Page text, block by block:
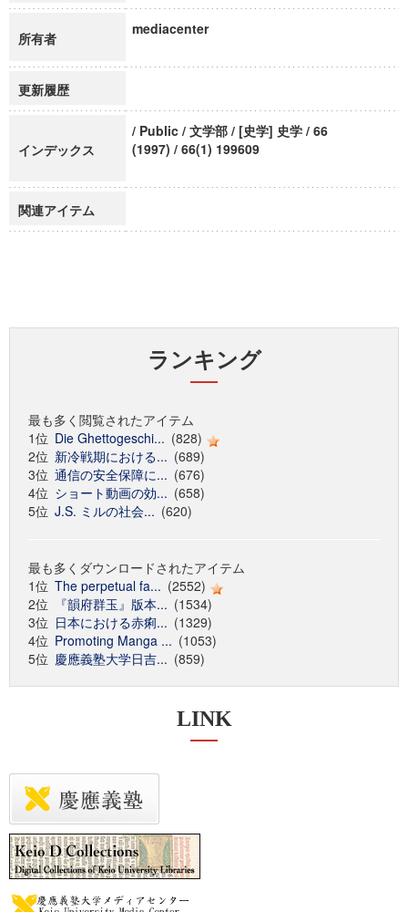
所有者
mediacenter
更新履歴
インデックス
/ Public / 文学部 / [史学] 史学 / 66
(1997) / 66(1) 199609
関連アイテム
ランキング
最も多く閲覧されたアイテム
1位 Die Ghettogeschi... (828)
2位 新冷戦期における... (689)
3位 通信の安全保障に... (676)
4位 ショート動画の効... (658)
5位 J.S. ミルの社会... (620)
最も多くダウンロードされたアイテム
1位 The perpetual fa... (2552)
2位
『韻府群玉』版本... (1534)
3位 日本における赤痢... (1329)
4位 Promoting Manga ... (1053)
5位 慶應義塾大学日吉... (859)
LINK